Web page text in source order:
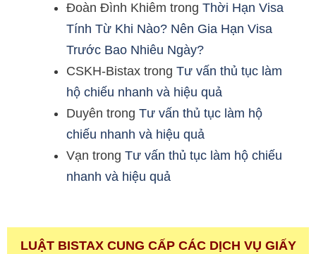
Đoàn Đình Khiêm trong Thời Hạn Visa
Tính Từ Khi Nào? Nên Gia Hạn Visa
Trước Bao Nhiêu Ngày?
CSKH-Bistax trong Tư vấn thủ tục làm
hộ chiếu nhanh và hiệu quả
Duyên trong Tư vấn thủ tục làm hộ
chiếu nhanh và hiệu quả
Vạn trong Tư vấn thủ tục làm hộ chiếu
nhanh và hiệu quả
LUẬT BISTAX CUNG CẤP CÁC DỊCH VỤ GIẤY